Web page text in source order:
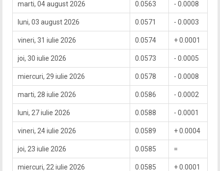
marti, 04 august 2026 0.0563 - 0.0008
luni, 03 august 2026 0.0571 - 0.0003
vineri, 31 iulie 2026 0.0574 + 0.0001
joi, 30 iulie 2026 0.0573 - 0.0005
miercuri, 29 iulie 2026 0.0578 - 0.0008
marti, 28 iulie 2026 0.0586 - 0.0002
luni, 27 iulie 2026 0.0588 - 0.0001
vineri, 24 iulie 2026 0.0589 + 0.0004
joi, 23 iulie 2026 0.0585 =
miercuri, 22 iulie 2026 0.0585 + 0.0001